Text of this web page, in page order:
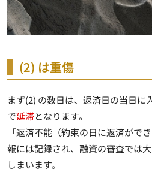
(2) は重傷
まず(2) の数日は、返済日の当日に
で延滞となります。
「返済不能（約束の日に返済がで
報には記録され、 融資の審査では
しまいます。